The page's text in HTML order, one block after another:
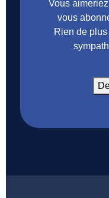
Vous
vous
Rien de